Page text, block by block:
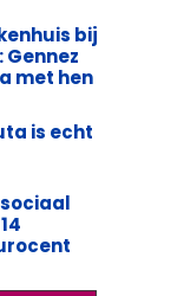
bij
met hen
is echt